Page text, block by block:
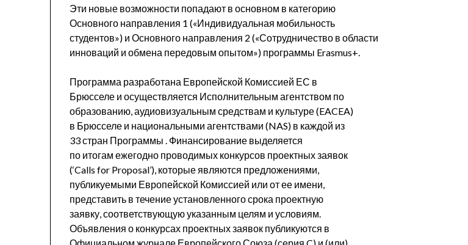
Эти новые возможности попадают в основном в категорию
Основного направления 1 («Индивидуальная мобильность
студентов») и Основного направления 2 («Сотрудничество в области
инноваций и обмена передовым опытом») программы Erasmus+.
Программа разработана Европейской Комиссией ЕС в
Брюсселе и осуществляется Исполнительным агентством по
образованию, аудиовизуальным средствам и культуре (EACEA)
в Брюсселе и национальными агентствами (NAS) в каждой из
33 стран Программы . Финансирование выделяется
по итогам ежегодно проводимых конкурсов проектных заявок
(‘Calls for Proposal’), которые являются предложениями,
публикуемыми Европейской Комиссией или от ее имени,
представить в течение установленного срока проектную
заявку, соответствующую указанным целям и условиям.
Объявления о конкурсах проектных заявок публикуются в